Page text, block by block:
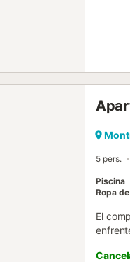
Costa
jugar
5 pers.
Piscina
Ropa
El
una